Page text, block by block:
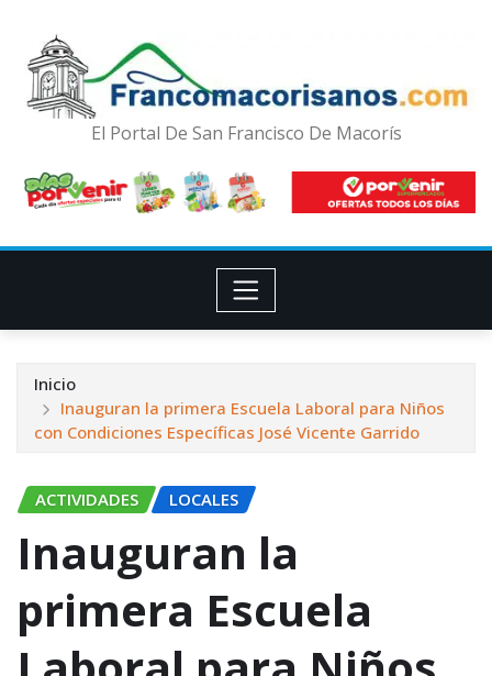
El Portal De San Francisco De Macorís
Inicio
Inauguran la primera Escuela Laboral para Niños
con Condiciones Específicas José Vicente Garrido
ACTIVIDADES LOCALES
Inauguran la
primera Escuela